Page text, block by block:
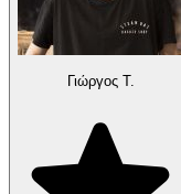
Γιώργος Τ.